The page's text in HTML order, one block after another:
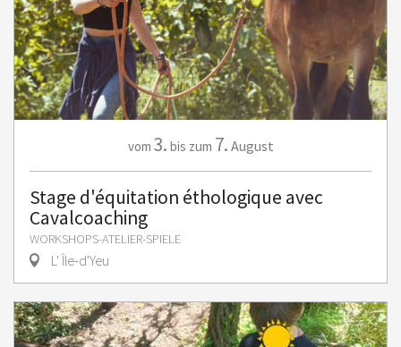
vom 3. bis zum 7. August
Stage d'équitation éthologique avec
Cavalcoaching
WORKSHOPS-ATELIER-SPIELE
L' Île-d'Yeu